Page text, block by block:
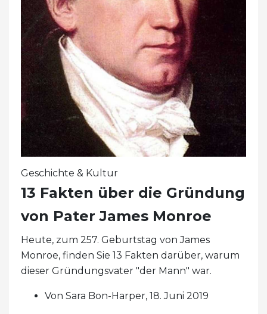
Geschichte & Kultur
13 Fakten über die Gründung
von Pater James Monroe
Heute, zum 257. Geburtstag von James
Monroe, finden Sie 13 Fakten darüber, warum
dieser Gründungsvater "der Mann" war.
Von Sara Bon-Harper, 18. Juni 2019